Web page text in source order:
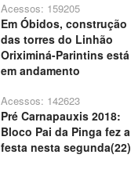
Acessos: 159205
Em Óbidos, construção
das torres do Linhão
Oriximiná-Parintins está
em andamento
Acessos: 142623
Pré Carnapauxis 2018:
Bloco Pai da Pinga fez a
festa nesta segunda(22)